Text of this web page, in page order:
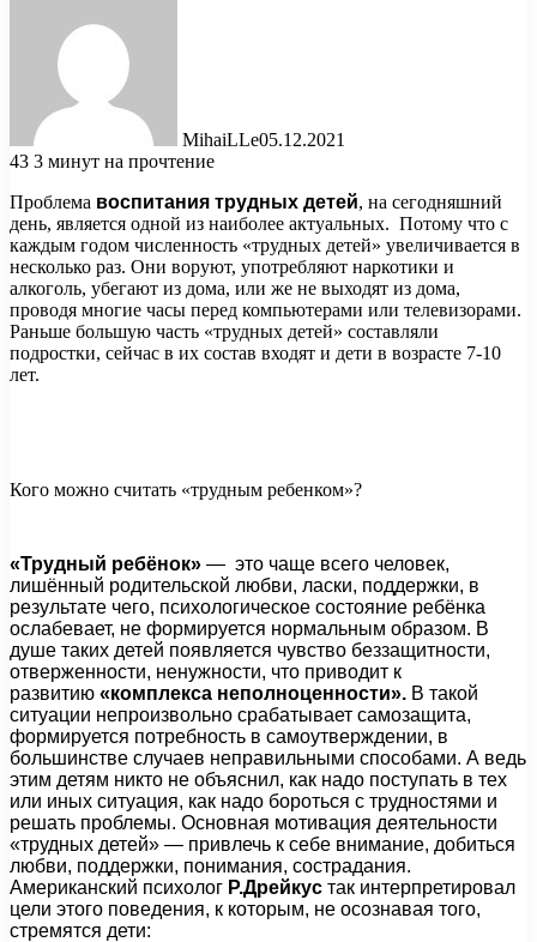
MihaiLLe05.12.2021
43 3 минут на прочтение
Проблема воспитания трудных детей, на сегодняшний
день, является одной из наиболее актуальных. Потому что с
каждым годом численность «трудных детей» увеличивается в
несколько раз. Они воруют, употребляют наркотики и
алкоголь, убегают из дома, или же не выходят из дома,
проводя многие часы перед компьютерами или телевизорами.
Раньше большую часть «трудных детей» составляли
подростки, сейчас в их состав входят и дети в возрасте 7-10
лет.
Кого можно считать «трудным ребенком»?
«Трудный ребёнок» — это чаще всего человек,
лишённый родительской любви, ласки, поддержки, в
результате чего, психологическое состояние ребёнка
ослабевает, не формируется нормальным образом. В
душе таких детей появляется чувство беззащитности,
отверженности, ненужности, что приводит к
развитию «комплекса неполноценности». В такой
ситуации непроизвольно срабатывает самозащита,
формируется потребность в самоутверждении, в
большинстве случаев неправильными способами. А ведь
этим детям никто не объяснил, как надо поступать в тех
или иных ситуация, как надо бороться с трудностями и
решать проблемы. Основная мотивация деятельности
«трудных детей» — привлечь к себе внимание, добиться
любви, поддержки, понимания, сострадания.
Американский психолог Р.Дрейкус так интерпретировал
цели этого поведения, к которым, не осознавая того,
стремятся дети: